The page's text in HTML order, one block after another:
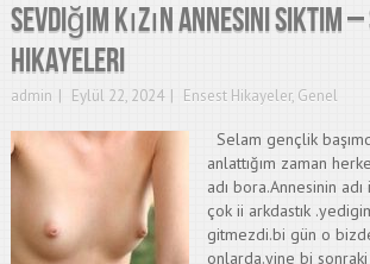
Sevdiğim Kızın Annesini Siktim –
Hikayeleri
admin Eylül 22, 2024 Ensest Hikayeler, Genel
Selam gençlik
anlattığım zaman
adı bora.Annesinin
çok ii arkdastık
gitmezdi.bi gün o
onlarda.yine bi